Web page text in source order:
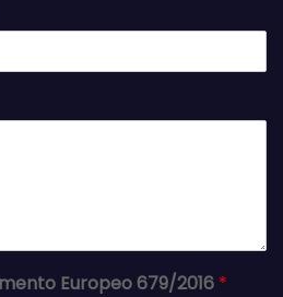
Europeo 679/2016 *